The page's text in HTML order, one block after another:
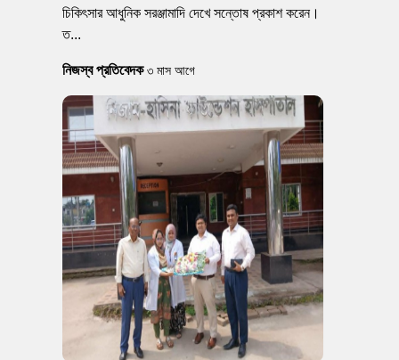
চিকিৎসার আধুনিক সরঞ্জামাদি দেখে সন্তোষ প্রকাশ করেন।
ত...
নিজস্ব প্রতিবেদক ৩ মাস আগে